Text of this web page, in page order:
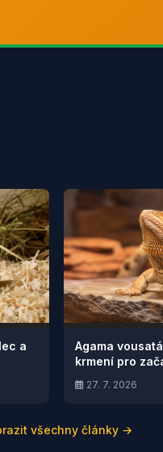
a
Agama
krmení pro
27. 7. 2026
všechny články →